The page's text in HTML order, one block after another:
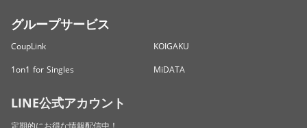
グループサービス
CoupLink
KOIGAKU
1on1 for Singles
MiDATA
LINE公式アカウント
定期的にお得な情報配信中！